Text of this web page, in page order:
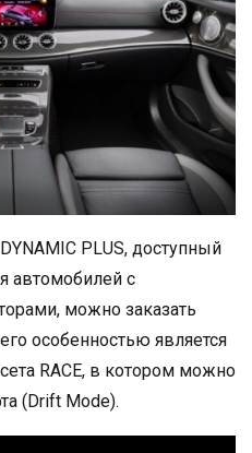
PLUS, доступный
автомобилей с
можно заказать
особенностью является
RACE, в котором можно
(Drift Mode).